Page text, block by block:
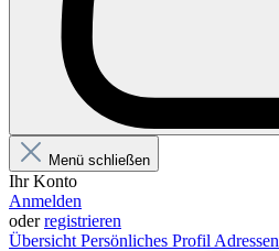
Menü schließen
Ihr Konto
Anmelden
oderregistrieren
Übersicht Persönliches Profil Adressen